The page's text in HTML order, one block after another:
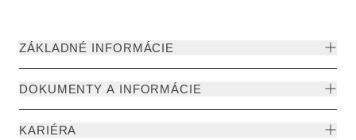
ZÁKLADNÉ INFORMÁCIE
DOKUMENTY A INFORMÁCIE
KARIÉRA